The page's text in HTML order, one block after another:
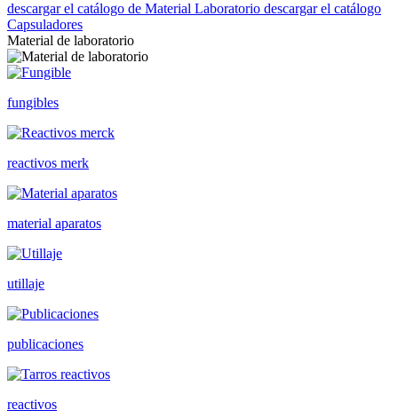
descargar el catálogo de Material Laboratorio descargar el catálogo
Capsuladores
Material de laboratorio
fungibles
reactivos merk
material aparatos
utillaje
publicaciones
reactivos